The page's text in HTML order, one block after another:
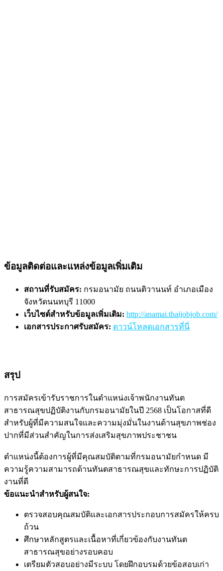
ข้อมูลติดต่อและแหล่งข้อมูลเพิ่มเติม
สถานที่รับสมัคร: กรมอนามัย ถนนติวานนท์ อำเภอเมือง
จังหวัดนนทบุรี 11000
เว็บไซต์สำหรับข้อมูลเพิ่มเติม: http://anamai.thaijobjob.com/
เอกสารประกาศรับสมัคร: ดาวน์โหลดเอกสารที่นี่
สรุป
การสมัครเข้ารับราชการในตำแหน่งเจ้าพนักงานทันต
สาธารณสุขปฏิบัติงานกับกรมอนามัยในปี 2568 เป็นโอกาสที่ดี
สำหรับผู้ที่มีความสนใจและความมุ่งมั่นในงานด้านสุขภาพช่อง
ปากที่มีส่วนสำคัญในการส่งเสริมสุขภาพประชาชน
ตำแหน่งนี้ต้องการผู้ที่มีคุณสมบัติตามที่กรมอนามัยกำหนด มี
ความรู้ความสามารถด้านทันตสาธารณสุขและทักษะการปฏิบัติ
งานที่ดี
ข้อแนะนำสำหรับผู้สนใจ:
ตรวจสอบคุณสมบัติและเอกสารประกอบการสมัครให้ครบ
ถ้วน
ศึกษาหลักสูตรและเนื้อหาที่เกี่ยวข้องกับงานทันต
สาธารณสุขอย่างรอบคอบ
เตรียมตัวสอบอย่างมีระบบ โดยฝึกอบรมด้วยข้อสอบเก่า